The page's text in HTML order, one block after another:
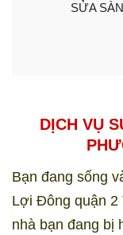
SỬA
DỊCH VỤ
Bạn đang sống
Lợi Đông quận 2
nhà bạn đang bị